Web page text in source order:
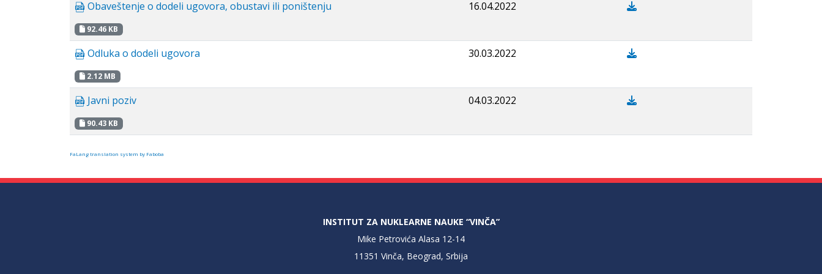
Obaveštenje o dodeli ugovora, obustavi ili poništenju
92.46 KB
16.04.2022
Odluka o dodeli ugovora
2.12 MB
30.03.2022
Javni poziv
90.43 KB
04.03.2022
FaLang translation system by Faboba
INSTITUT ZA NUKLEARNE NAUKE “VINČA”
Mike Petrovića Alasa 12-14
11351 Vinča, Beograd, Srbija